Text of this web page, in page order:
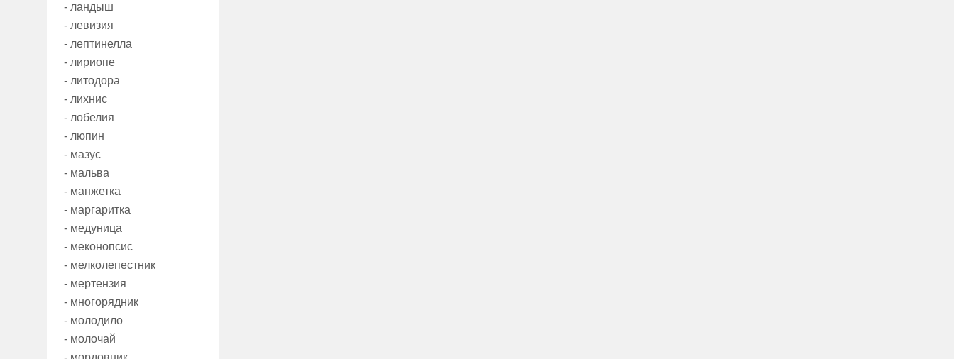
- ландыш
- левизия
- лептинелла
- лириопе
- литодора
- лихнис
- лобелия
- люпин
- мазус
- мальва
- манжетка
- маргаритка
- медуница
- меконопсис
- мелколепестник
- мертензия
- многорядник
- молодило
- молочай